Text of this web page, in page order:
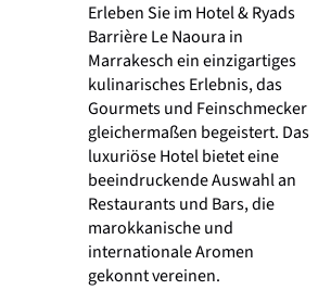
Erleben Sie im Hotel & Ryads
Barrière Le Naoura in
Marrakesch ein einzigartiges
kulinarisches Erlebnis, das
Gourmets und Feinschmecker
gleichermaßen begeistert. Das
luxuriöse Hotel bietet eine
beeindruckende Auswahl an
Restaurants und Bars, die
marokkanische und
internationale Aromen
gekonnt vereinen.